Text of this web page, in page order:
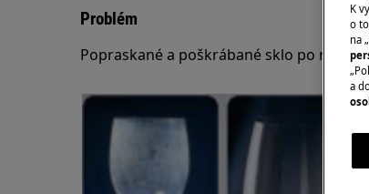
Problém
Popraskané a poškrábané sklo po mytí v
K
o
na
a